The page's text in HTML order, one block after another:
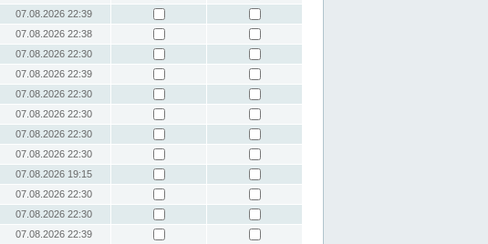
07.08.2026 22:39
07.08.2026 22:38
07.08.2026 22:30
07.08.2026 22:39
07.08.2026 22:30
07.08.2026 22:30
07.08.2026 22:30
07.08.2026 22:30
07.08.2026 19:15
07.08.2026 22:30
07.08.2026 22:30
07.08.2026 22:39